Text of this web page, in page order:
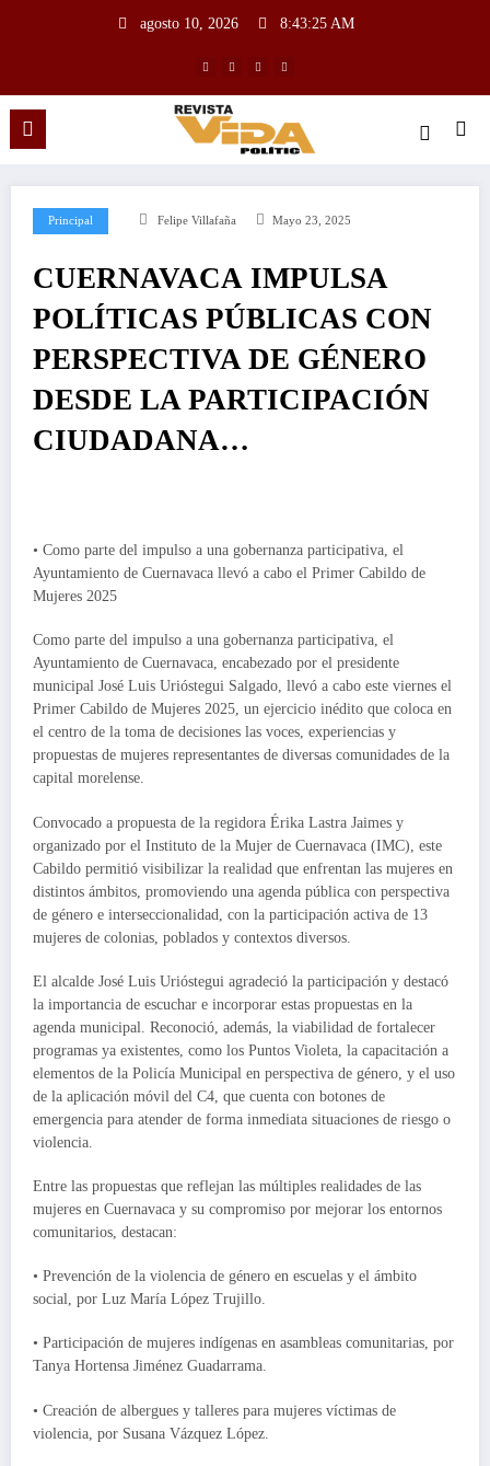
agosto 10, 2026 8:43:26 AM
Principal Felipe Villafaña Mayo 23, 2025
CUERNAVACA IMPULSA
POLÍTICAS PÚBLICAS CON
PERSPECTIVA DE GÉNERO
DESDE LA PARTICIPACIÓN
CIUDADANA…
• Como parte del impulso a una gobernanza participativa, el
Ayuntamiento de Cuernavaca llevó a cabo el Primer Cabildo de
Mujeres 2025
Como parte del impulso a una gobernanza participativa, el
Ayuntamiento de Cuernavaca, encabezado por el presidente
municipal José Luis Urióstegui Salgado, llevó a cabo este viernes el
Primer Cabildo de Mujeres 2025, un ejercicio inédito que coloca en
el centro de la toma de decisiones las voces, experiencias y
propuestas de mujeres representantes de diversas comunidades de la
capital morelense.
Convocado a propuesta de la regidora Érika Lastra Jaimes y
organizado por el Instituto de la Mujer de Cuernavaca (IMC), este
Cabildo permitió visibilizar la realidad que enfrentan las mujeres en
distintos ámbitos, promoviendo una agenda pública con perspectiva
de género e interseccionalidad, con la participación activa de 13
mujeres de colonias, poblados y contextos diversos.
El alcalde José Luis Urióstegui agradeció la participación y destacó
la importancia de escuchar e incorporar estas propuestas en la
agenda municipal. Reconoció, además, la viabilidad de fortalecer
programas ya existentes, como los Puntos Violeta, la capacitación a
elementos de la Policía Municipal en perspectiva de género, y el uso
de la aplicación móvil del C4, que cuenta con botones de
emergencia para atender de forma inmediata situaciones de riesgo o
violencia.
Entre las propuestas que reflejan las múltiples realidades de las
mujeres en Cuernavaca y su compromiso por mejorar los entornos
comunitarios, destacan:
• Prevención de la violencia de género en escuelas y el ámbito
social, por Luz María López Trujillo.
• Participación de mujeres indígenas en asambleas comunitarias, por
Tanya Hortensa Jiménez Guadarrama.
• Creación de albergues y talleres para mujeres víctimas de
violencia, por Susana Vázquez López.